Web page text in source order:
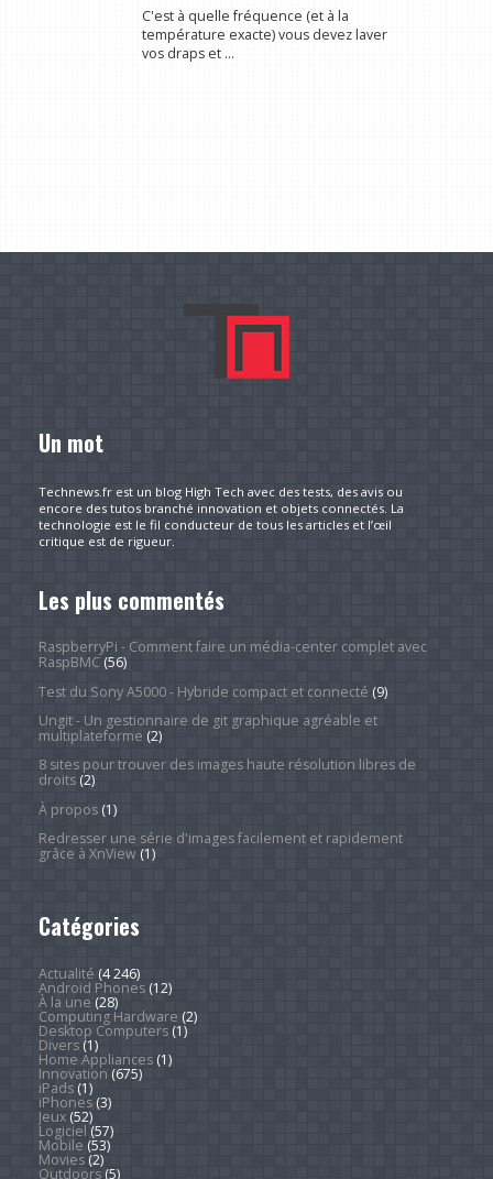
C'est à quelle fréquence (et à la
température exacte) vous devez laver
vos draps et ...
Un mot
Technews.fr est un blog High Tech avec des tests, des avis ou
encore des tutos branché innovation et objets connectés. La
technologie est le fil conducteur de tous les articles et l’œil
critique est de rigueur.
Les plus commentés
RaspberryPi - Comment faire un média-center complet avec
RaspBMC(56)
Test du Sony A5000 - Hybride compact et connecté (9)
Ungit - Un gestionnaire de git graphique agréable et
multiplateforme (2)
8 sites pour trouver des images haute résolution libres de
droits(2)
À propos(1)
Redresser une série d'images facilement et rapidement
grâce à XnView(1)
Catégories
Actualité (4 246)
Android Phones(12)
À la une (28)
Computing Hardware (2)
Desktop Computers(1)
Divers(1)
Home Appliances(1)
Innovation (675)
iPads(1)
iPhones(3)
Jeux(52)
Logiciel (57)
Mobile (53)
Movies(2)
Outdoors(5)